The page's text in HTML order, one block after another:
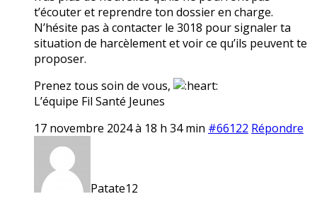
t’écouter et reprendre ton dossier en charge.
N’hésite pas à contacter le 3018 pour signaler ta
situation de harcèlement et voir ce qu’ils peuvent te
proposer.
Prenez tous soin de vous,
L’équipe Fil Santé Jeunes
17 novembre 2024 à 18 h 34 min #66122 Répondre
Patate12